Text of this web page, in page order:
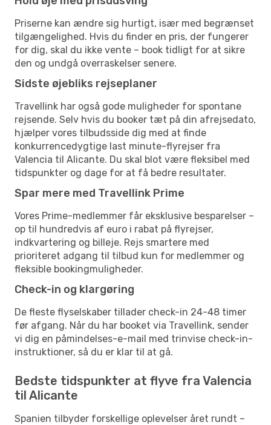
Priserne kan ændre sig hurtigt, især med begrænset
tilgængelighed. Hvis du finder en pris, der fungerer
for dig, skal du ikke vente – book tidligt for at sikre
den og undgå overraskelser senere.
Sidste øjebliks rejseplaner
Travellink har også gode muligheder for spontane
rejsende. Selv hvis du booker tæt på din afrejsedato,
hjælper vores tilbudsside dig med at finde
konkurrencedygtige last minute-flyrejser fra
Valencia til Alicante. Du skal blot være fleksibel med
tidspunkter og dage for at få bedre resultater.
Spar mere med Travellink Prime
Vores Prime-medlemmer får eksklusive besparelser –
op til hundredvis af euro i rabat på flyrejser,
indkvartering og billeje. Rejs smartere med
prioriteret adgang til tilbud kun for medlemmer og
fleksible bookingmuligheder.
Check-in og klargøring
De fleste flyselskaber tillader check-in 24-48 timer
før afgang. Når du har booket via Travellink, sender
vi dig en påmindelses-e-mail med trinvise check-in-
instruktioner, så du er klar til at gå.
Bedste tidspunkter at flyve fra Valencia
til Alicante
Spanien tilbyder forskellige oplevelser året rundt –